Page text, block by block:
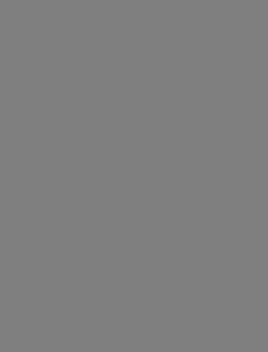
kB, öppnas i nytt fönster.
i nytt fönster.
i nytt fönster.